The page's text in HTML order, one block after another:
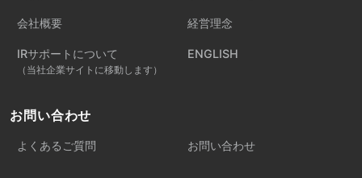
会社概要 経営理念
IRサポートについて
（当社企業サイトに移動します）
ENGLISH
お問い合わせ
よくあるご質問 お問い合わせ